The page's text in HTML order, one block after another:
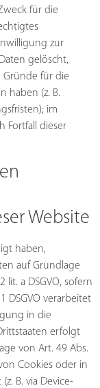
für die
zur
gelöscht,
Gründe für die
haben (z. B.
im
Fortfall dieser
Website
haben,
auf Grundlage
lit. a DSGVO, sofern
DSGVO verarbeitet
in die
erfolgt
von Art. 49 Abs.
Cookies oder in
B. via Device-